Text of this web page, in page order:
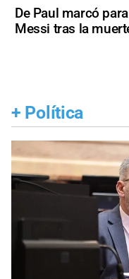
De Paul marcó
Messi tras la
+ Política